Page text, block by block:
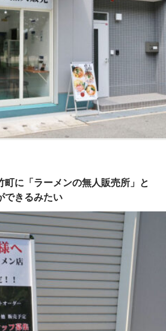
町に「ラーメンの無人販売所」と
できるみたい